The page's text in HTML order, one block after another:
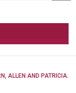
ALLEN AND PATRICIA.